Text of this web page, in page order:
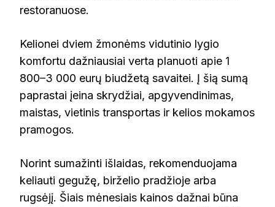
restoranuose.
Kelionei dviem žmonėms vidutinio lygio
komfortu dažniausiai verta planuoti apie 1
800–3 000 eurų biudžetą savaitei. Į šią sumą
paprastai įeina skrydžiai, apgyvendinimas,
maistas, vietinis transportas ir kelios mokamos
pramogos.
Norint sumažinti išlaidas, rekomenduojama
keliauti gegužę, birželio pradžioje arba
rugsėjį. Šiais mėnesiais kainos dažnai būna